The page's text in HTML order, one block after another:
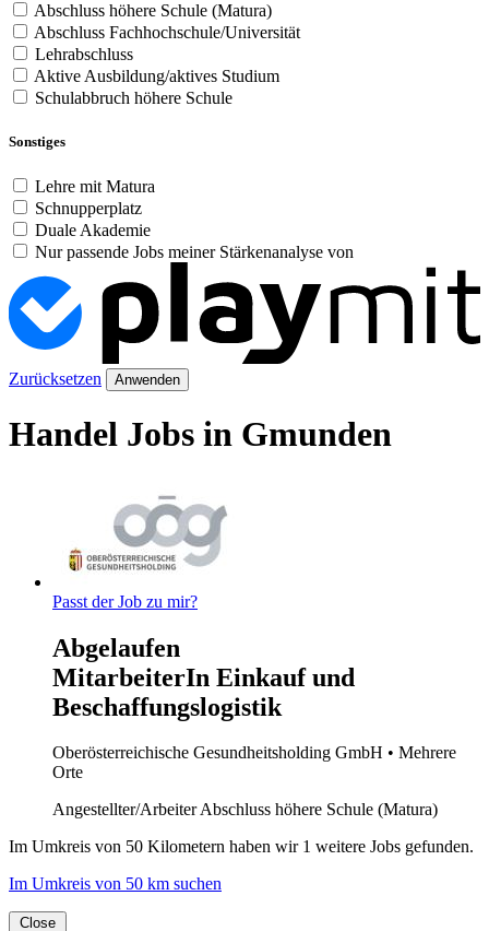
Abschluss höhere Schule (Matura)
Abschluss Fachhochschule/Universität
Lehrabschluss
Aktive Ausbildung/aktives Studium
Schulabbruch höhere Schule
Sonstiges
Lehre mit Matura
Schnupperplatz
Duale Akademie
Nur passende Jobs meiner Stärkenanalyse von
Zurücksetzen Anwenden
Handel Jobs in Gmunden
Passt der Job zu mir?
Abgelaufen
MitarbeiterIn Einkauf und
Beschaffungslogistik
Oberösterreichische Gesundheitsholding GmbH • Mehrere
Orte
Angestellter/ArbeiterAbschluss höhere Schule (Matura)
Im Umkreis von 50 Kilometern haben wir 1 weitere Jobs gefunden.
Im Umkreis von 50 km suchen
Close